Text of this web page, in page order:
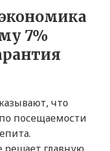
7%
что
посещаемости